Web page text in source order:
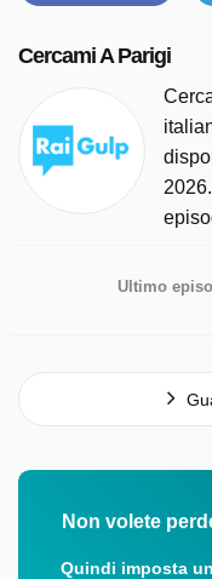
Cercami A Parigi
Ultimo
Non volete
Quindi imposta